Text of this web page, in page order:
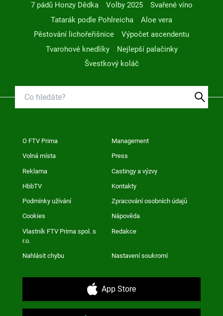
7 pádů Honzy Dědka
Volby 2025
Svařené víno
Tatarák podle Pohlreicha
Aloe vera
Pěstování lichořeřišnice
Výpočet ascendentu
Tvarohové knedlíky
Nejlepší palačinky
Švestkový koláč
O FTV Prima Management
Volná místa Press
Reklama Castingy a výzvy
HbbTV Kontakty
Podmínky užívání Zpracování osobních údajů
Cookies Nápověda
Vlastník FTV Prima spol. s
r.o.
Redakce
Nahlásit chybu Nastavení soukromí
App Store